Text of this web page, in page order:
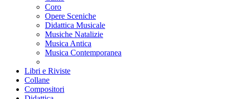
Coro
Opere Sceniche
Didattica Musicale
Musiche Natalizie
Musica Antica
Musica Contemporanea
Libri e Riviste
Collane
Compositori